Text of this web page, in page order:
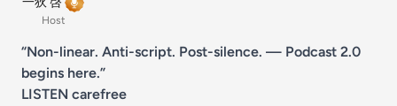
Host
“Non-linear. Anti-script. Post-silence. — Podcast 2.0
begins here.”
LISTEN carefree